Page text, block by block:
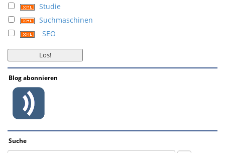
Studie
Suchmaschinen
SEO
Blog abonnieren
Suche